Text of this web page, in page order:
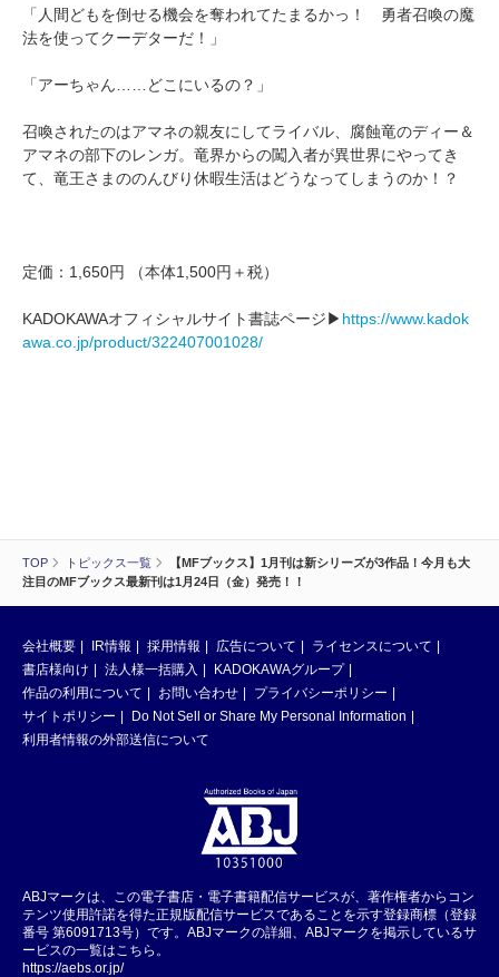
TOP トピックス一覧
【MFブックス】1月刊は新シリーズが3作品！今月も大
注目のMFブックス最新刊は1月24日（金）発売！！
「人間どもを倒せる機会を奪われてたまるかっ！ 勇者召喚の魔
法を使ってクーデターだ！」
「アーちゃん……どこにいるの？」
召喚されたのはアマネの親友にしてライバル、腐蝕竜のディー＆
アマネの部下のレンガ。竜界からの闖入者が異世界にやってき
て、竜王さまののんびり休暇生活はどうなってしまうのか！？
定価：1,650円 （本体1,500円＋税）
KADOKAWAオフィシャルサイト書誌ページ▶ https://www.kadok
awa.co.jp/product/322407001028/
会社概要 IR情報 採用情報 広告について
ライセンスについて
書店様向け
法人様一括購入
KADOKAWAグループ
作品の利用について
お問い合わせ
プライバシーポリシー
サイトポリシー
Do Not Sell or Share My Personal Information
利用者情報の外部送信について
ABJマークは、この電子書店・電子書籍配信サービスが、著作権者からコン
テンツ使用許諾を得た正規版配信サービスであることを示す登録商標（登録
番号 第6091713号）です。ABJマークの詳細、ABJマークを掲示しているサ
ービスの一覧はこちら。
https://aebs.or.jp/